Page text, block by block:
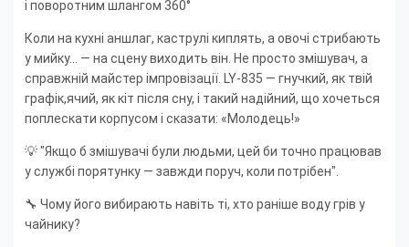
і поворотним шлангом 360°
Коли на кухні аншлаг, каструлі киплять, а овочі стрибають
у мийку... — на сцену виходить він. Не просто змішувач, а
справжній майстер імпровізації. LY-835 — гнучкий, як твій
графік,ячий, як кіт після сну, і такий надійний, що хочеться
поплескати корпусом і сказати: «Молодець!»
💡 "Якщо б змішувачі були людьми, цей би точно працював
у службі порятунку — завжди поруч, коли потрібен".
🔧 Чому його вибирають навіть ті, хто раніше воду грів у
чайнику?